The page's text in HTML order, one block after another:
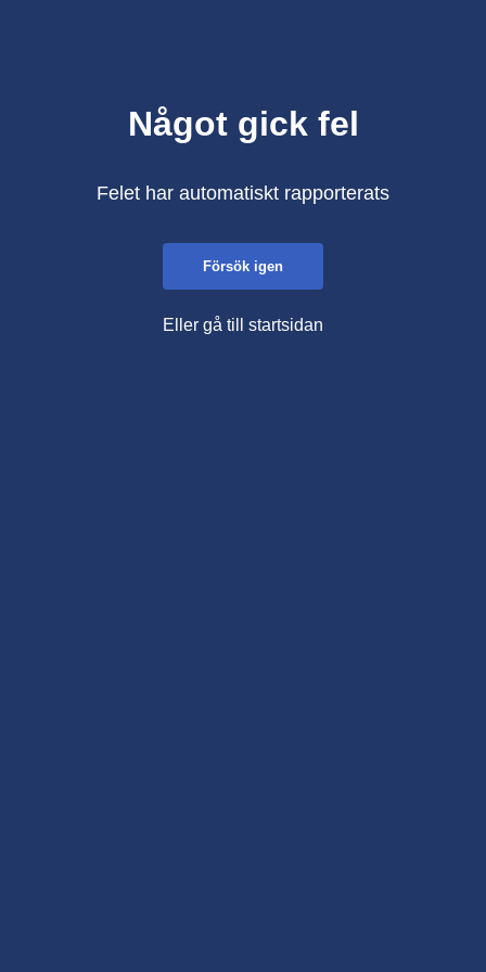
Något gick fel
Felet har automatiskt rapporterats
Försök igen
Eller gå till startsidan